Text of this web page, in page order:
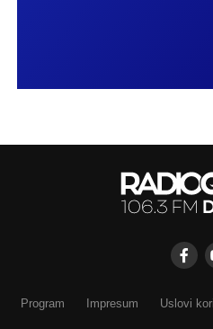
Program Impresum Uslovi